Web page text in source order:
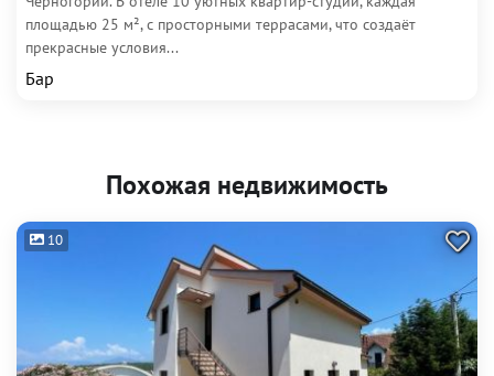
площадью 25 м², с просторными террасами, что создаёт
прекрасные условия...
Бар
Похожая недвижимость
10